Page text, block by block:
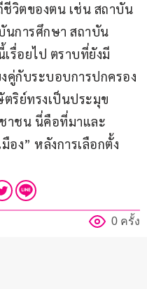
วิตของตน เช่น สถาบัน
นการศึกษา สถาบัน
เรื่อยไป ตราบที่ยังมี
คู่กับระบอบการปกครอง
ริย์ทรงเป็นประมุข
าชน นี่คือที่มาและ
อง” หลังการเลือกตั้ง
0 ครั้ง